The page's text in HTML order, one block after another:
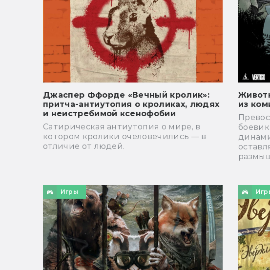
Джаспер Ффорде «Вечный кролик»:
притча-антиутопия о кроликах, людях
и неистребимой ксенофобии
Сатирическая антиутопия о мире, в
котором кролики очеловечились — в
отличие от людей.
из
Игры